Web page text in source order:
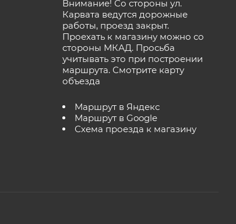
Внимание! Со стороны ул.
Карвата ведутся дорожные
работы, проезд закрыт.
Проехать к магазину можно со
стороны МКАД. Просьба
учитывать это при построении
маршрута. Смотрите карту
объезда
Маршрут в Яндекс
Маршрут в Google
Схема проезда к магазину